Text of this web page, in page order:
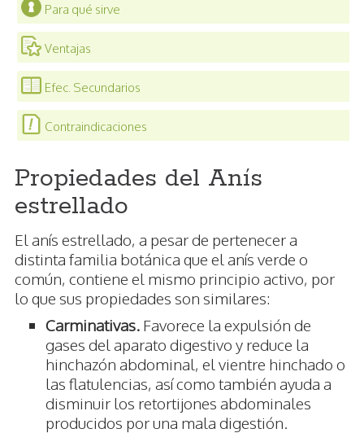
Para qué sirve
Ventajas
Efec. Secundarios
Contraindicaciones
Propiedades del Anís
estrellado
El anís estrellado, a pesar de pertenecer a
distinta familia botánica que el anís verde o
común, contiene el mismo principio activo, por
lo que sus propiedades son similares:
Carminativas. Favorece la expulsión de
gases del aparato digestivo y reduce la
hinchazón abdominal, el vientre hinchado o
las flatulencias, así como también ayuda a
disminuir los retortijones abdominales
producidos por una mala digestión.